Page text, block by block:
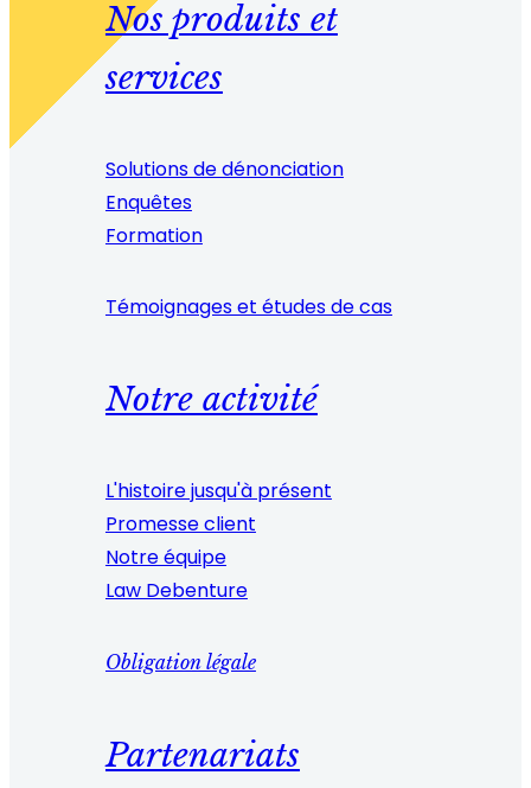
Nos produits et
services
Solutions de dénonciation
Enquêtes
Formation
Témoignages et études de cas
Notre activité
L'histoire jusqu'à présent
Promesse client
Notre équipe
Law Debenture
Obligation légale
Partenariats